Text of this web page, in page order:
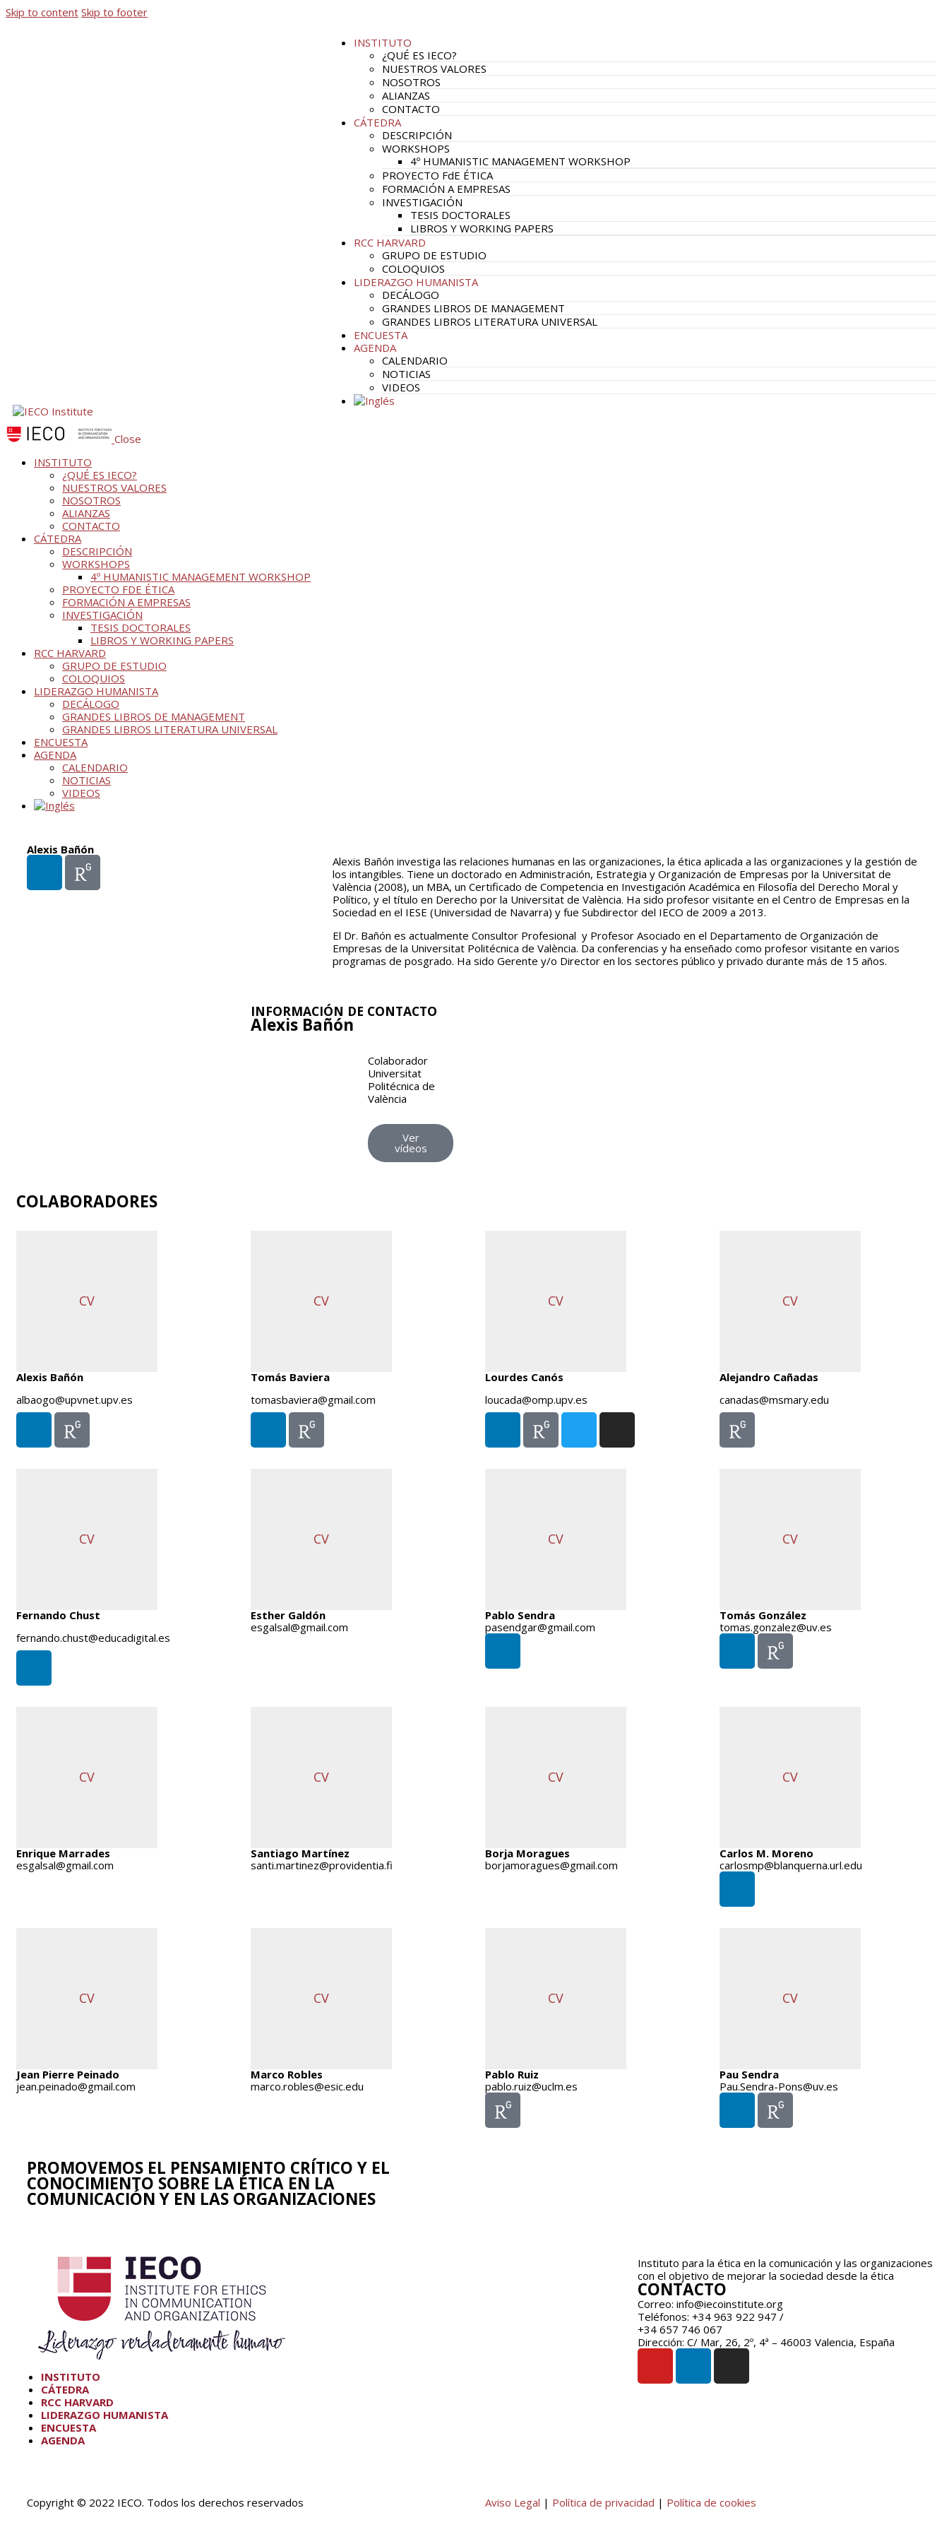
Skip to content Skip to footer
INSTITUTO
¿QUÉ ES IECO?
NUESTROS VALORES
NOSOTROS
ALIANZAS
CONTACTO
CÁTEDRA
DESCRIPCIÓN
WORKSHOPS
4º HUMANISTIC MANAGEMENT WORKSHOP
PROYECTO FdE ÉTICA
FORMACIÓN A EMPRESAS
INVESTIGACIÓN
TESIS DOCTORALES
LIBROS Y WORKING PAPERS
RCC HARVARD
GRUPO DE ESTUDIO
COLOQUIOS
LIDERAZGO HUMANISTA
DECÁLOGO
GRANDES LIBROS DE MANAGEMENT
GRANDES LIBROS LITERATURA UNIVERSAL
ENCUESTA
AGENDA
CALENDARIO
NOTICIAS
VIDEOS
Close
INSTITUTO
¿QUÉ ES IECO?
NUESTROS VALORES
NOSOTROS
ALIANZAS
CONTACTO
CÁTEDRA
DESCRIPCIÓN
WORKSHOPS
4º HUMANISTIC MANAGEMENT WORKSHOP
PROYECTO FDE ÉTICA
FORMACIÓN A EMPRESAS
INVESTIGACIÓN
TESIS DOCTORALES
LIBROS Y WORKING PAPERS
RCC HARVARD
GRUPO DE ESTUDIO
COLOQUIOS
LIDERAZGO HUMANISTA
DECÁLOGO
GRANDES LIBROS DE MANAGEMENT
GRANDES LIBROS LITERATURA UNIVERSAL
ENCUESTA
AGENDA
CALENDARIO
NOTICIAS
VIDEOS
Alexis Bañón
Alexis Bañón investiga las relaciones humanas en las organizaciones, la ética aplicada a las organizaciones y la gestión de
los intangibles. Tiene un doctorado en Administración, Estrategia y Organización de Empresas por la Universitat de
València (2008), un MBA, un Certificado de Competencia en Investigación Académica en Filosofía del Derecho Moral y
Político, y el título en Derecho por la Universitat de València. Ha sido profesor visitante en el Centro de Empresas en la
Sociedad en el IESE (Universidad de Navarra) y fue Subdirector del IECO de 2009 a 2013.
El Dr. Bañón es actualmente Consultor Profesional y Profesor Asociado en el Departamento de Organización de
Empresas de la Universitat Politécnica de València. Da conferencias y ha enseñado como profesor visitante en varios
programas de posgrado. Ha sido Gerente y/o Director en los sectores público y privado durante más de 15 años.
INFORMACIÓN DE CONTACTO
Alexis Bañón
Colaborador
Universitat
Politécnica de
València
Ver
vídeos
COLABORADORES
CV
Alexis Bañón
albaogo@upvnet.upv.es
CV
Tomás Baviera
tomasbaviera@gmail.com
CV
Lourdes Canós
loucada@omp.upv.es
CV
Alejandro Cañadas
canadas@msmary.edu
CV
Fernando Chust
fernando.chust@educadigital.es
CV
Esther Galdón
esgalsal@gmail.com
CV
Pablo Sendra
pasendgar@gmail.com
CV
Tomás González
tomas.gonzalez@uv.es
CV
Enrique Marrades
esgalsal@gmail.com
CV
Santiago Martínez
santi.martinez@providentia.fi
CV
Borja Moragues
borjamoragues@gmail.com
CV
Carlos M. Moreno
carlosmp@blanquerna.url.edu
CV
Jean Pierre Peinado
jean.peinado@gmail.com
CV
Marco Robles
marco.robles@esic.edu
CV
Pablo Ruiz
pablo.ruiz@uclm.es
CV
Pau Sendra
Pau.Sendra-Pons@uv.es
PROMOVEMOS EL PENSAMIENTO CRÍTICO Y EL
CONOCIMIENTO SOBRE LA ÉTICA EN LA
COMUNICACIÓN Y EN LAS ORGANIZACIONES
INSTITUTO
CÁTEDRA
RCC HARVARD
LIDERAZGO HUMANISTA
ENCUESTA
AGENDA
Instituto para la ética en la comunicación y las organizaciones
con el objetivo de mejorar la sociedad desde la ética
CONTACTO
Correo: info@iecoinstitute.org
Teléfonos: +34 963 922 947 /
+34 657 746 067
Dirección: C/ Mar, 26, 2º, 4ª – 46003 Valencia, España
Copyright © 2022 IECO. Todos los derechos reservados Aviso Legal | Política de privacidad | Política de cookies